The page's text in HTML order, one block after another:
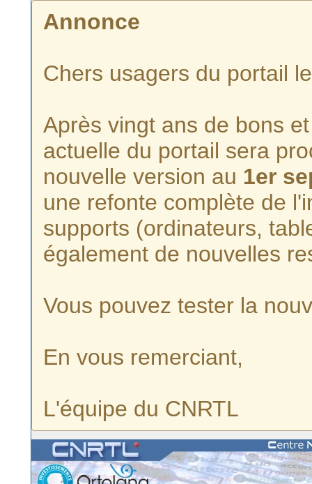
Annonce
Chers usagers du portail
Après vingt ans de bons
actuelle du portail sera
nouvelle version au 1er
une refonte complète de
supports (ordinateurs,
également de nouvelles
Vous pouvez tester la
En vous remerciant,
L'équipe du CNRTL